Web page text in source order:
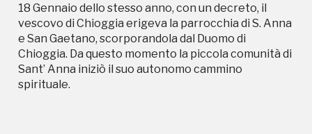
18 Gennaio dello stesso anno, con un decreto, il
vescovo di Chioggia erigeva la parrocchia di S. Anna
e San Gaetano, scorporandola dal Duomo di
Chioggia. Da questo momento la piccola comunità di
Sant’ Anna iniziò il suo autonomo cammino
spirituale.
Campagne in corso in questo